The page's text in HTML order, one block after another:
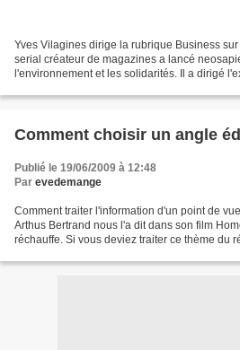
Yves Vilagines dirige la rubrique Business
serial créateur de magazines a lancé
l'environnement et les solidarités. Il a dirigé
Comment choisir un angle
Publié le 19/06/2009 à 12:48
Par evedemange
Comment traiter l'information d'un point de
Arthus Bertrand nous l'a dit dans son film
réchauffe. Si vous deviez traiter ce thème du